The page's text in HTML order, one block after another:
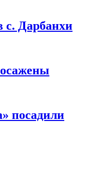
с. Дарбанхи
посадили